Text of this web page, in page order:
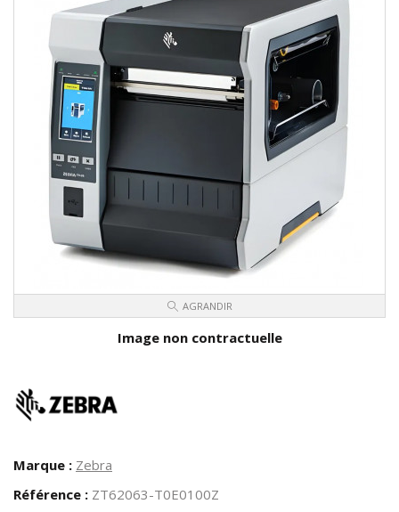
AGRANDIR
Image non contractuelle
Marque : Zebra
Référence : ZT62063-T0E0100Z